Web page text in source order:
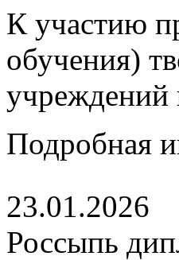
К участию
обучения)
учреждений
Подробная
23.01.2026
Россыпь